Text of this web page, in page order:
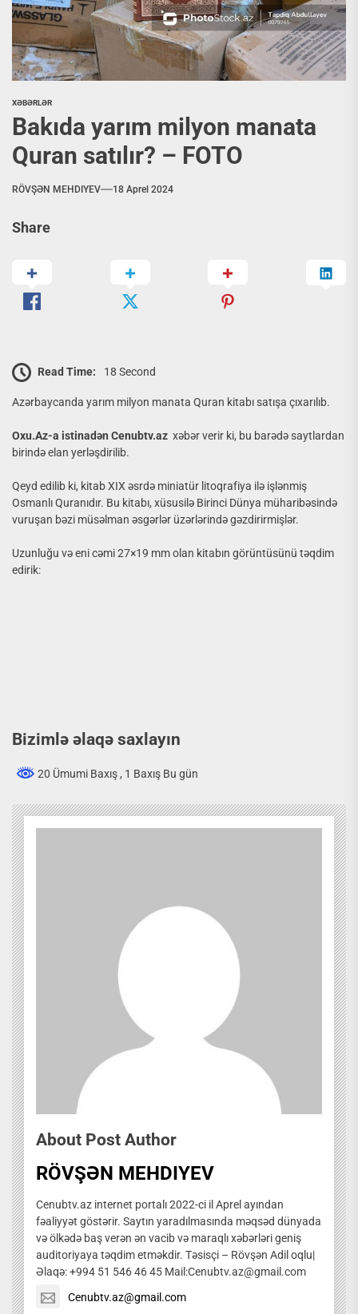
XƏBƏRLƏR
Bakıda yarım milyon manata
Quran satılır? – FOTO
RÖVŞƏN MEHDIYEV 18 Aprel 2024
Share
Read Time: 18 Second
Azərbaycanda yarım milyon manata Quran kitabı satışa çıxarılıb.
Oxu.Az-a istinadən Cenubtv.az xəbər verir ki, bu barədə saytlardan
birində elan yerləşdirilib.
Qeyd edilib ki, kitab XIX əsrdə miniatür litoqrafiya ilə işlənmiş
Osmanlı Quranıdır. Bu kitabı, xüsusilə Birinci Dünya müharibəsində
vuruşan bəzi müsəlman əsgərlər üzərlərində gəzdirirmişlər.
Uzunluğu və eni cəmi 27×19 mm olan kitabın görüntüsünü təqdim
edirik:
Bizimlə əlaqə saxlayın
20 Ümumi Baxış, 1 Baxış Bu gün
About Post Author
RÖVŞƏN MEHDIYEV
Cenubtv.az internet portalı 2022-ci il Aprel ayından
fəaliyyət göstərir. Saytın yaradılmasında məqsəd dünyada
və ölkədə baş verən ən vacib və maraqlı xəbərləri geniş
auditoriyaya təqdim etməkdir. Təsisçi – Rövşən Adil oqlu|
Əlaqə: +994 51 546 46 45 Mail:Cenubtv.az@gmail.com
Cenubtv.az@gmail.com